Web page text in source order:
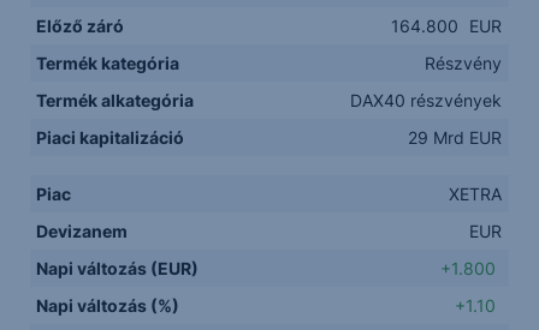
Előző záró
164.800
EUR
Termék kategória
Részvény
Termék alkategória
DAX40 részvények
Piaci kapitalizáció
29 Mrd EUR
Piac
XETRA
Devizanem
EUR
Napi változás (EUR)
+1.800
Napi változás (%)
+1.10